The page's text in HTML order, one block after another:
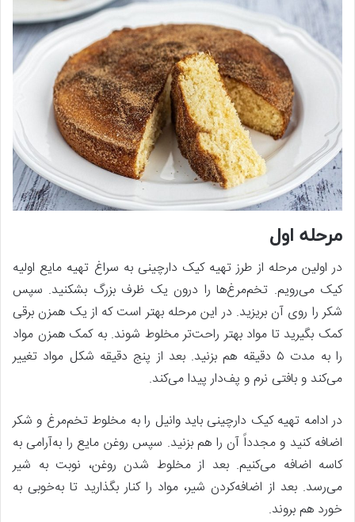
مرحله اول
در اولین مرحله از طرز تهیه کیک دارچینی به سراغ تهیه مایع اولیه
کیک می‌رویم. تخم‌مرغ‌ها را درون یک ظرف بزرگ بشکنید. سپس
شکر را روی آن بریزید. در این مرحله بهتر است که از یک همزن برقی
کمک بگیرید تا مواد بهتر راحت‌تر مخلوط شوند. به کمک همزن مواد
را به مدت ۵ دقیقه هم بزنید. بعد از پنج دقیقه شکل مواد تغییر
می‌کند و بافتی نرم و پف‌دار پیدا می‌کند.
در ادامه تهیه کیک دارچینی باید وانیل را به مخلوط تخم‌مرغ و شکر
اضافه کنید و مجدداً آن را هم بزنید. سپس روغن مایع را به‌آرامی به
کاسه اضافه می‌کنیم. بعد از مخلوط شدن روغن، نوبت به شیر
می‌رسد. بعد از اضافه‌کردن شیر، مواد را کنار بگذارید تا به‌خوبی به
خورد هم بروند.